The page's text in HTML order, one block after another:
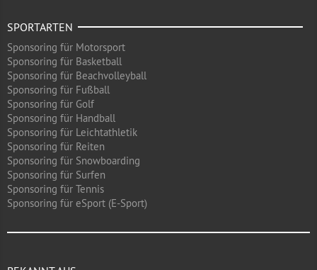
SPORTARTEN
Sponsoring für Motorsport
Sponsoring für Basketball
Sponsoring für Beachvolleyball
Sponsoring für Fußball
Sponsoring für Golf
Sponsoring für Handball
Sponsoring für Leichtathletik
Sponsoring für Reiten
Sponsoring für Snowboarding
Sponsoring für Surfen
Sponsoring für Tennis
Sponsoring für eSport (E-Sport)